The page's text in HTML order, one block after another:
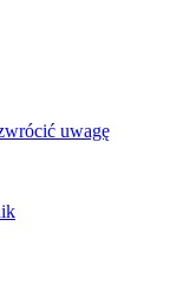
uwagę